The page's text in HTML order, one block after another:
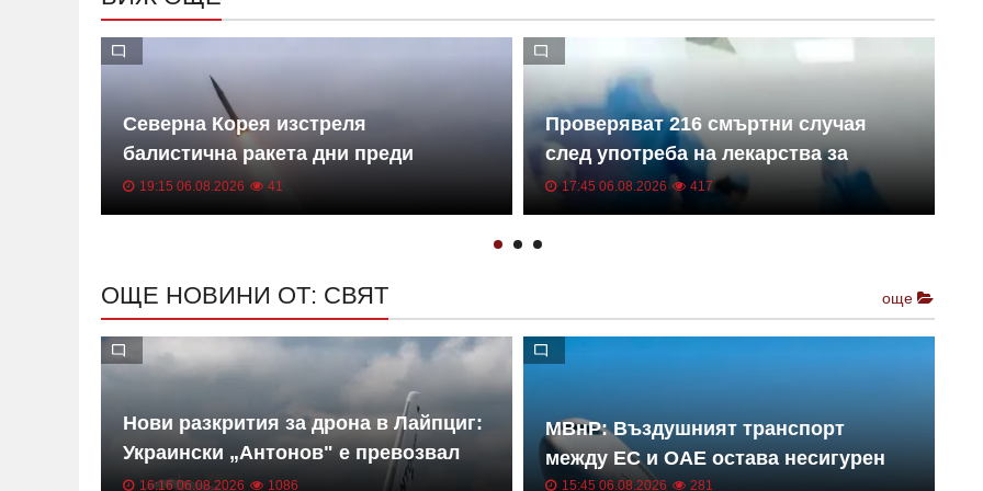
Северна Корея изстреля
балистична ракета дни преди
ученията на САЩ и Южна Корея
19:15 06.08.2026 41
Проверяват 216 смъртни случая
след употреба на лекарства за
отслабване
17:45 06.08.2026 417
ОЩЕ НОВИНИ ОТ: СВЯТ още
Нови разкрития за дрона в Лайпциг:
Украински „Антонов" е превозвал
военни боеприпаси
16:16 06.08.2026 1086
МВнР: Въздушният транспорт
между ЕС и ОАЕ остава несигурен
15:45 06.08.2026 281